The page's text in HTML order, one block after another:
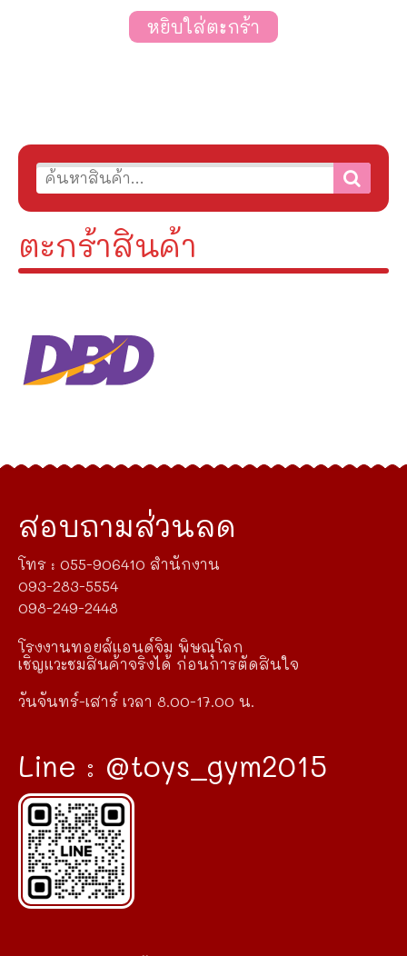
ตะกร้าสินค้า
หยิบใส่ตะกร้า
สอบถามส่วนลด
โทร : 055-906410 สำนักงาน
093-283-5554
098-249-2448
โรงงานทอยส์แอนด์จิม พิษณุโลก
เชิญแวะชมสินค้าจริงได้ ก่อนการตัดสินใจ
วันจันทร์-เสาร์ เวลา 8.00-17.00 น.
Line : @toys_gym2015